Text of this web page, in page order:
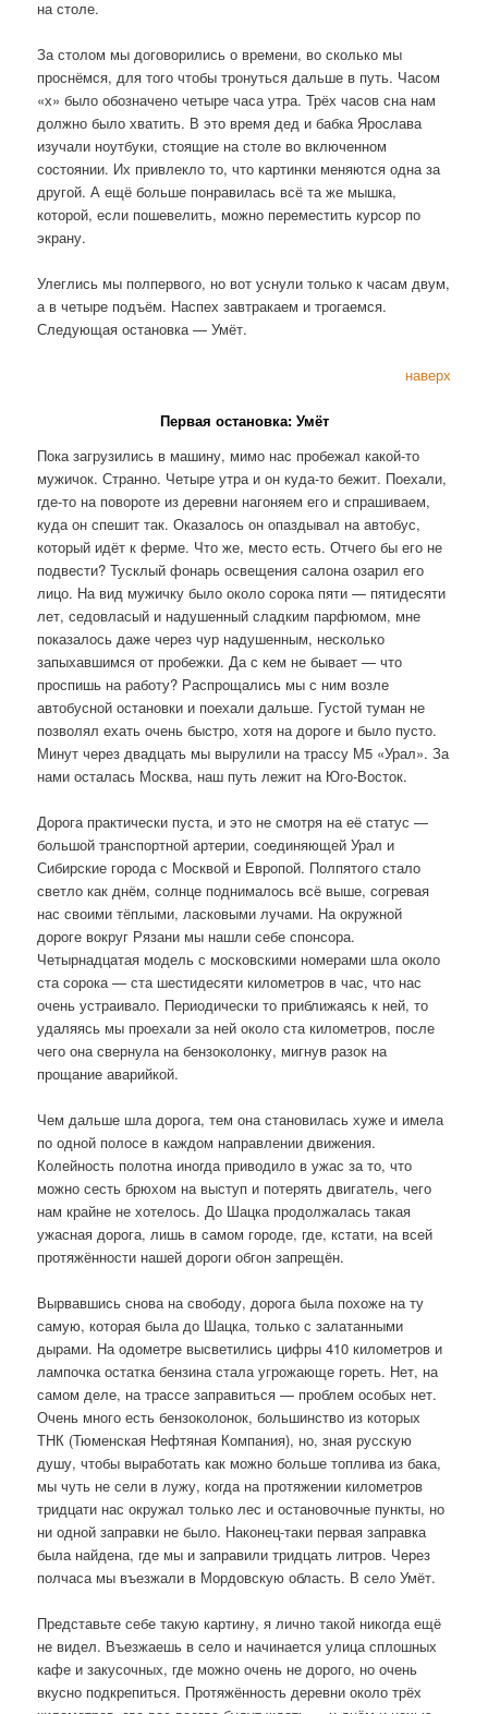
на столе.
За столом мы договорились о времени, во сколько мы
проснёмся, для того чтобы тронуться дальше в путь. Часом
«х» было обозначено четыре часа утра. Трёх часов сна нам
должно было хватить. В это время дед и бабка Ярослава
изучали ноутбуки, стоящие на столе во включенном
состоянии. Их привлекло то, что картинки меняются одна за
другой. А ещё больше понравилась всё та же мышка,
которой, если пошевелить, можно переместить курсор по
экрану.
Улеглись мы полпервого, но вот уснули только к часам двум,
а в четыре подъём. Наспех завтракаем и трогаемся.
Следующая остановка — Умёт.
наверх
Первая остановка: Умёт
Пока загрузились в машину, мимо нас пробежал какой-то
мужичок. Странно. Четыре утра и он куда-то бежит. Поехали,
где-то на повороте из деревни нагоняем его и спрашиваем,
куда он спешит так. Оказалось он опаздывал на автобус,
который идёт к ферме. Что же, место есть. Отчего бы его не
подвести? Тусклый фонарь освещения салона озарил его
лицо. На вид мужичку было около сорока пяти — пятидесяти
лет, седовласый и надушенный сладким парфюмом, мне
показалось даже через чур надушенным, несколько
запыхавшимся от пробежки. Да с кем не бывает — что
проспишь на работу? Распрощались мы с ним возле
автобусной остановки и поехали дальше. Густой туман не
позволял ехать очень быстро, хотя на дороге и было пусто.
Минут через двадцать мы вырулили на трассу М5 «Урал». За
нами осталась Москва, наш путь лежит на Юго-Восток.
Дорога практически пуста, и это не смотря на её статус —
большой транспортной артерии, соединяющей Урал и
Сибирские города с Москвой и Европой. Полпятого стало
светло как днём, солнце поднималось всё выше, согревая
нас своими тёплыми, ласковыми лучами. На окружной
дороге вокруг Рязани мы нашли себе спонсора.
Четырнадцатая модель с московскими номерами шла около
ста сорока — ста шестидесяти километров в час, что нас
очень устраивало. Периодически то приближаясь к ней, то
удаляясь мы проехали за ней около ста километров, после
чего она свернула на бензоколонку, мигнув разок на
прощание аварийкой.
Чем дальше шла дорога, тем она становилась хуже и имела
по одной полосе в каждом направлении движения.
Колейность полотна иногда приводило в ужас за то, что
можно сесть брюхом на выступ и потерять двигатель, чего
нам крайне не хотелось. До Шацка продолжалась такая
ужасная дорога, лишь в самом городе, где, кстати, на всей
протяжённости нашей дороги обгон запрещён.
Вырвавшись снова на свободу, дорога была похоже на ту
самую, которая была до Шацка, только с залатанными
дырами. На одометре высветились цифры 410 километров и
лампочка остатка бензина стала угрожающе гореть. Нет, на
самом деле, на трассе заправиться — проблем особых нет.
Очень много есть бензоколонок, большинство из которых
ТНК (Тюменская Нефтяная Компания), но, зная русскую
душу, чтобы выработать как можно больше топлива из бака,
мы чуть не сели в лужу, когда на протяжении километров
тридцати нас окружал только лес и остановочные пункты, но
ни одной заправки не было. Наконец-таки первая заправка
была найдена, где мы и заправили тридцать литров. Через
полчаса мы въезжали в Мордовскую область. В село Умёт.
Представьте себе такую картину, я лично такой никогда ещё
не видел. Въезжаешь в село и начинается улица сплошных
кафе и закусочных, где можно очень не дорого, но очень
вкусно подкрепиться. Протяжённость деревни около трёх